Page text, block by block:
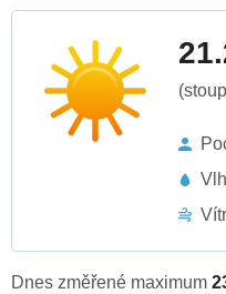
Dnes změřené maximum